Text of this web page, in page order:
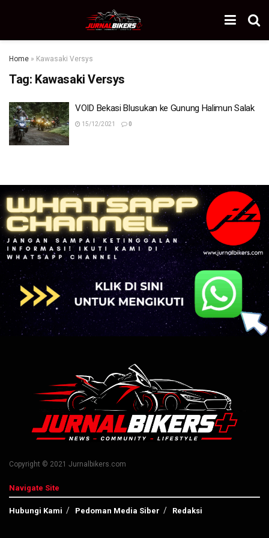
Home » Kawasaki Versys
Tag: Kawasaki Versys
VOID Bekasi Blusukan ke Gunung Halimun Salak
15/12/2021 0
Copyright © 2021 Jurnalbikers.com
Navigate Site
Hubungi Kami Pedoman Media Siber Redaksi